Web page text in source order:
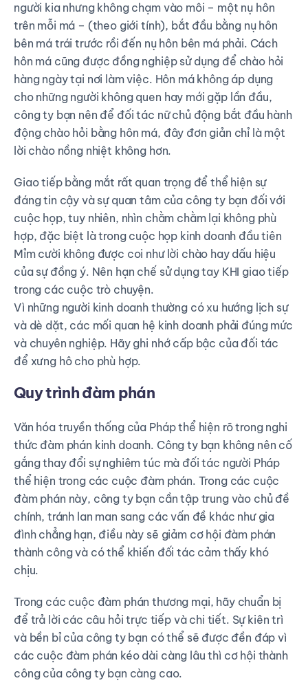
người kia nhưng không chạm vào môi – một nụ hôn
trên mỗi má – (theo giới tính), bắt đầu bằng nụ hôn
bên má trái trước rồi đến nụ hôn bên má phải. Cách
hôn má cũng được đồng nghiệp sử dụng để chào hỏi
hàng ngày tại nơi làm việc. Hôn má không áp dụng
cho những người không quen hay mới gặp lần đầu,
công ty bạn nên để đối tác nữ chủ động bắt đầu hành
động chào hỏi bằng hôn má, đây đơn giản chỉ là một
lời chào nồng nhiệt không hơn.
Giao tiếp bằng mắt rất quan trọng để thể hiện sự
đáng tin cậy và sự quan tâm của công ty bạn đối với
cuộc họp, tuy nhiên, nhìn chằm chằm lại không phù
hợp, đặc biệt là trong cuộc họp kinh doanh đầu tiên
Mỉm cười không được coi như lời chào hay dấu hiệu
của sự đồng ý. Nên hạn chế sử dụng tay KHI giao tiếp
trong các cuộc trò chuyện.
Vì những người kinh doanh thường có xu hướng lịch sự
và dè dặt, các mối quan hệ kinh doanh phải đúng mức
và chuyên nghiệp. Hãy ghi nhớ cấp bậc của đối tác
để xưng hô cho phù hợp.
Quy trình đàm phán
Văn hóa truyền thống của Pháp thể hiện rõ trong nghi
thức đàm phán kinh doanh. Công ty bạn không nên cố
gắng thay đổi sự nghiêm túc mà đối tác người Pháp
thể hiện trong các cuộc đàm phán. Trong các cuộc
đàm phán này, công ty bạn cần tập trung vào chủ đề
chính, tránh lan man sang các vấn đề khác như gia
đình chẳng hạn, điều này sẽ giảm cơ hội đàm phán
thành công và có thể khiến đối tác cảm thấy khó
chịu.
Trong các cuộc đàm phán thương mại, hãy chuẩn bị
để trả lời các câu hỏi trực tiếp và chi tiết. Sự kiên trì
và bền bỉ của công ty bạn có thể sẽ được đền đáp vì
các cuộc đàm phán kéo dài càng lâu thì cơ hội thành
công của công ty bạn càng cao.